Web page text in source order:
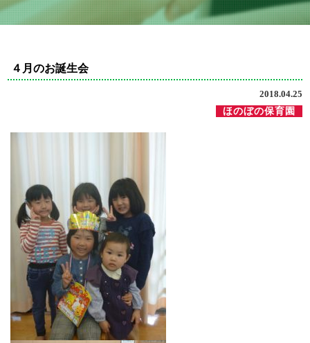
４月のお誕生会
2018.04.25
ほのぼの保育園